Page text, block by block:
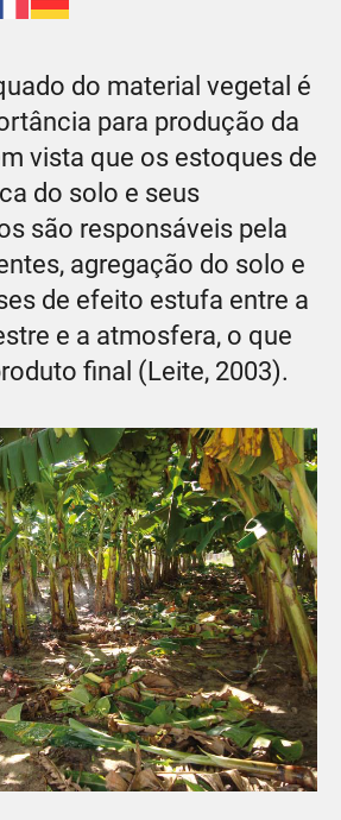
do material vegetal é
para produção da
vista que os estoques de
do solo e seus
são responsáveis pela
agregação do solo e
de efeito estufa entre a
e a atmosfera, o que
final (Leite, 2003).